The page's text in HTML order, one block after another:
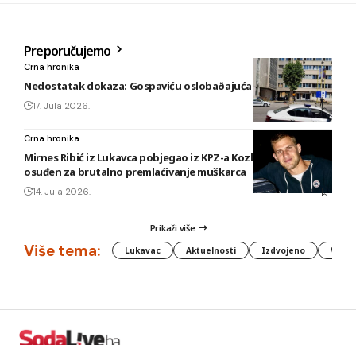
Preporučujemo
Crna hronika
Nedostatak dokaza: Gospaviću oslobaðajuća presuda
17. Jula 2026.
Crna hronika
Mirnes Ribić iz Lukavca pobjegao iz KPZ-a Kozlovac u Tuzli,
osuđen za brutalno premlaćivanje muškarca
14. Jula 2026.
Prikaži više
Više tema: Lukavac Aktuelnosti Izdvojeno